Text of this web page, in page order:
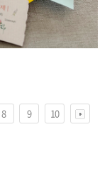
8 9 10